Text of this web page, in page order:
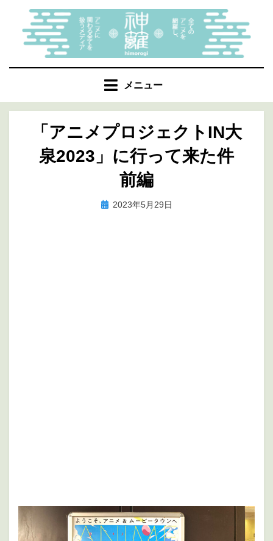
メニュー
「アニメプロジェクトIN大
泉2023」に行って来た件
前編
投稿者marumegane
投 2023年5月29日